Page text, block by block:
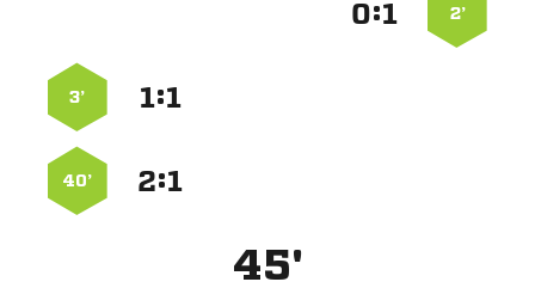
2’
:
:
3’
:
40’
45'